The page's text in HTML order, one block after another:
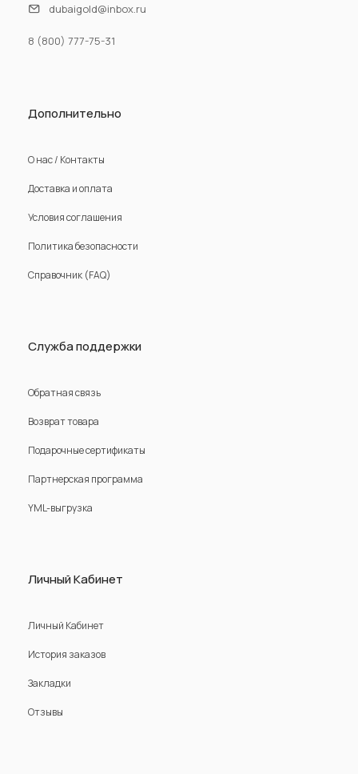
dubaigold@inbox.ru
8 (800) 777-75-31
Дополнительно
О нас / Контакты
Доставка и оплата
Условия соглашения
Политика безопасности
Справочник (FAQ)
Служба поддержки
Обратная связь
Возврат товара
Подарочные сертификаты
Партнерская программа
YML-выгрузка
Личный Кабинет
Личный Кабинет
История заказов
Закладки
Отзывы